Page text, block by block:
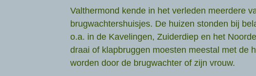
Valthermond kende in het verleden meerdere
brugwachtershuisjes. De huizen stonden bij
o.a. in de Kavelingen, Zuiderdiep en het
draai of klapbruggen moesten meestal met de
worden door de brugwachter of zijn vrouw.